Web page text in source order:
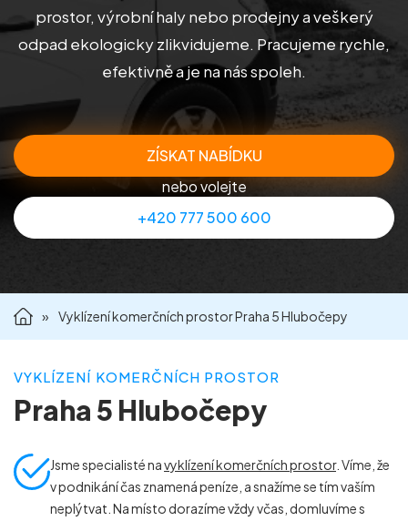
Úklid
Příprava nemovitostí na prodej
Reference
Kontakt
prostor, výrobní haly nebo prodejny a veškerý
odpad ekologicky zlikvidujeme. Pracujeme rychle,
efektivně a je na nás spoleh.
ZÍSKAT NABÍDKU
nebo volejte
+420 777 500 600
» Vyklízení komerčních prostor Praha 5 Hlubočepy
VYKLÍZENÍ KOMERČNÍCH PROSTOR
Praha 5 Hlubočepy
Jsme specialisté navyklízení komerčních prostor. Víme, že
v podnikání čas znamená peníze, a snažíme se tím vaším
neplýtvat. Na místo dorazíme vždy včas, domluvíme s